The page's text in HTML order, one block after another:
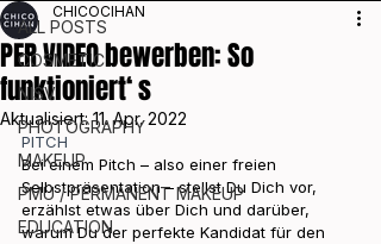
ALL POSTS
COSMETIC
NISV
PHOTOGRAPHY
MAKEUP
PMU / PERMANENT MAKEUP
EDUCATION
PER VIDEO bewerben: So
funktioniert‘ s
CHICOCIHAN
Aktualisiert:11. Apr. 2022
PITCH
Bei einem Pitch – also einer freien
Selbstpräsentation – stellst Du Dich vor,
erzählst etwas über Dich und darüber,
warum Du der perfekte Kandidat für den